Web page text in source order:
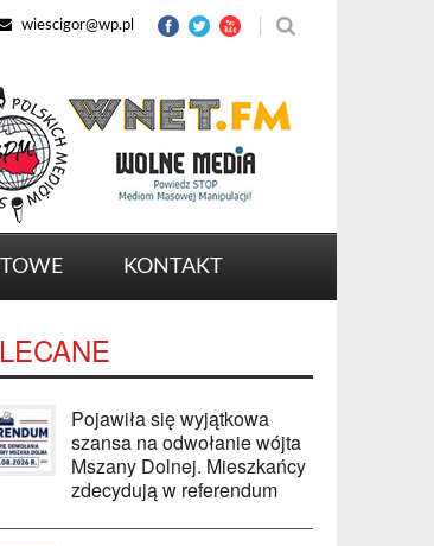
wiescigor@wp.pl
KONTAKT
Pojawiła się wyjątkowa
szansa na odwołanie wójta
Mszany Dolnej. Mieszkańcy
zdecydują w referendum